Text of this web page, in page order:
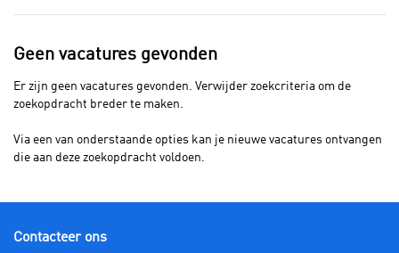
Geen vacatures gevonden
Er zijn geen vacatures gevonden. Verwijder zoekcriteria om de
zoekopdracht breder te maken.
Via een van onderstaande opties kan je nieuwe vacatures ontvangen
die aan deze zoekopdracht voldoen.
Contacteer ons